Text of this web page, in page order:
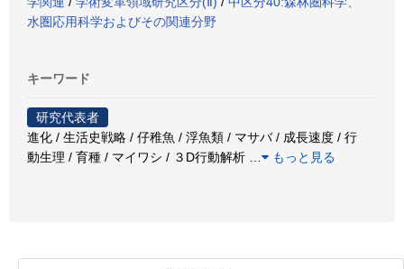
水圏応用科学およびその関連分野
キーワード
研究代表者
進化 / 生活史戦略 / 仔稚魚 / 浮魚類 / マサバ / 成長速度 / 行
動生理 / 育種 / マイワシ / ３D行動解析
もっと見る